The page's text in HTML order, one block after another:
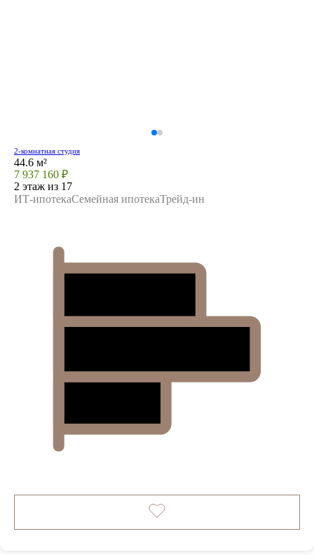
2-комнатная студия
44.6 м²
7 937 160 ₽
2 этаж из 17
ИТ-ипотекаСемейная ипотекаТрейд-ин